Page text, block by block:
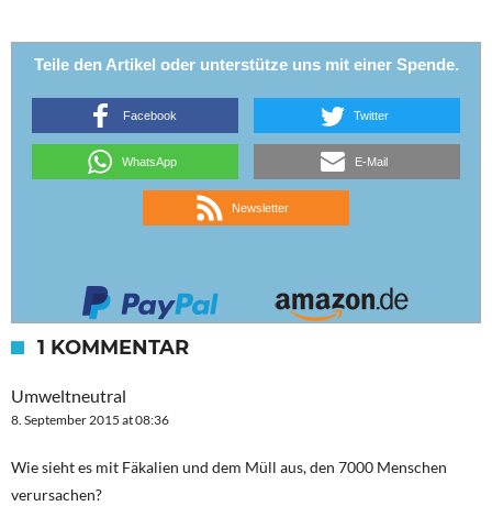
Teile den Artikel oder unterstütze uns mit einer Spende.
Facebook Twitter
WhatsApp E-Mail
Newsletter
1 KOMMENTAR
Umweltneutral
8. September 2015 at 08:36
Wie sieht es mit Fäkalien und dem Müll aus, den 7000 Menschen
verursachen?